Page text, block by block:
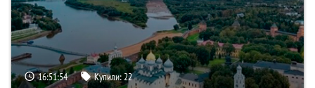
16:51:52 Купили: 22